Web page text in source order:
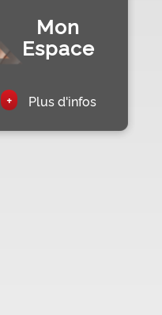
Mon
Espace
+ Plus d'infos